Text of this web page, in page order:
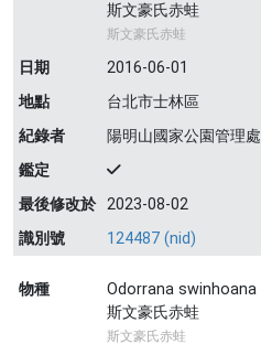
斯文豪氏赤蛙
斯文豪氏赤蛙
日期
2016-06-01
地點
台北市士林區
紀錄者
陽明山國家公園管理處
鑑定
最後修改於 2023-08-02
識別號
124487 (nid)
物種
Odorrana swinhoana
斯文豪氏赤蛙
斯文豪氏赤蛙